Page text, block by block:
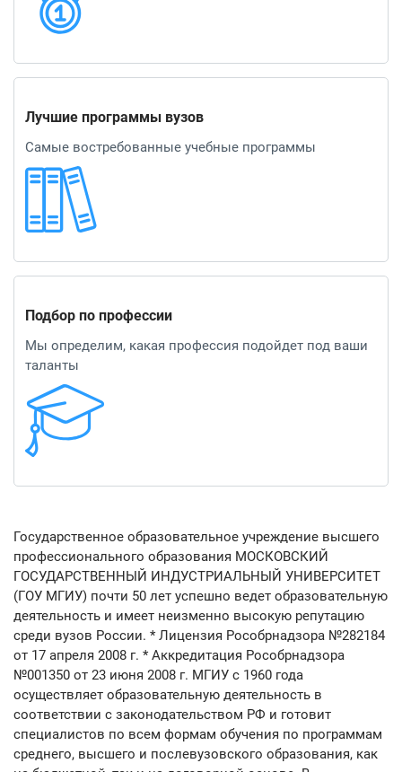
Лучшие программы вузов
Самые востребованные учебные программы
Подбор по профессии
Мы определим, какая профессия подойдет под ваши
таланты
Государственное образовательное учреждение высшего
профессионального образования МОСКОВСКИЙ
ГОСУДАРСТВЕННЫЙ ИНДУСТРИАЛЬНЫЙ УНИВЕРСИТЕТ
(ГОУ МГИУ) почти 50 лет успешно ведет образовательную
деятельность и имеет неизменно высокую репутацию
среди вузов России. * Лицензия Рособрнадзора №282184
от 17 апреля 2008 г. * Аккредитация Рособрнадзора
№001350 от 23 июня 2008 г. МГИУ с 1960 года
осуществляет образовательную деятельность в
соответствии с законодательством РФ и готовит
специалистов по всем формам обучения по программам
среднего, высшего и послевузовского образования, как